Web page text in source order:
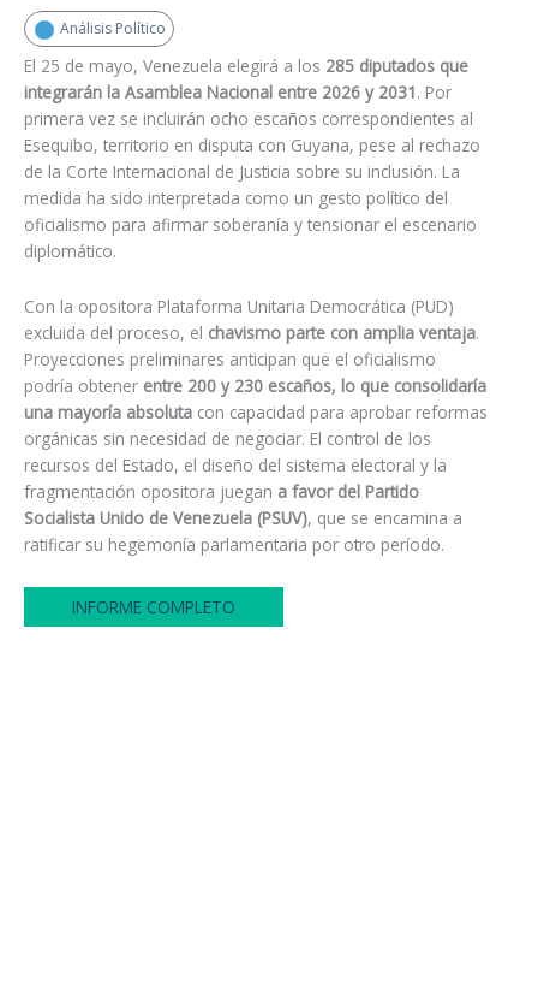
Análisis Político
El 25 de mayo, Venezuela elegirá a los 285 diputados que
integrarán la Asamblea Nacional entre 2026 y 2031. Por
primera vez se incluirán ocho escaños correspondientes al
Esequibo, territorio en disputa con Guyana, pese al rechazo
de la Corte Internacional de Justicia sobre su inclusión. La
medida ha sido interpretada como un gesto político del
oficialismo para afirmar soberanía y tensionar el escenario
diplomático.
Con la opositora Plataforma Unitaria Democrática (PUD)
excluida del proceso, el chavismo parte con amplia ventaja.
Proyecciones preliminares anticipan que el oficialismo
podría obtener entre 200 y 230 escaños, lo que consolidaría
una mayoría absoluta con capacidad para aprobar reformas
orgánicas sin necesidad de negociar. El control de los
recursos del Estado, el diseño del sistema electoral y la
fragmentación opositora juegan a favor del Partido
Socialista Unido de Venezuela (PSUV), que se encamina a
ratificar su hegemonía parlamentaria por otro período.
INFORME COMPLETO